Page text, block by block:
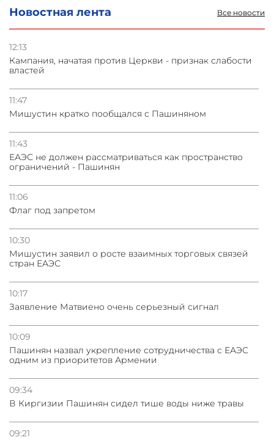
Новостная лента Все новости
12:13
Кампания, начатая против Церкви - признак слабости
властей
11:47
Мишустин кратко пообщался с Пашиняном
11:43
ЕАЭС не должен рассматриваться как пространство
ограничений - Пашинян
11:06
Флаг под запретом
10:30
Мишустин заявил о росте взаимных торговых связей
стран ЕАЭС
10:17
Заявление Матвиено очень серьезный сигнал
10:09
Пашинян назвал укрепление сотрудничества с ЕАЭС
одним из приоритетов Армении
09:34
В Киргизии Пашинян сидел тише воды ниже травы
09:21
03.08.2026
Нассим Талеб отказался выступить с лекцией в
31.07.2026
Грузия развивается несмотря на внешние шоки и
вызовы – минэкономики Грузии